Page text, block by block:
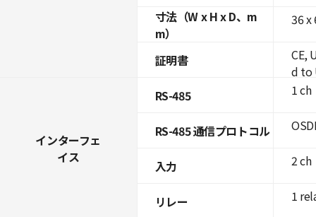
寸法（W x H x D、m
m）
証明書
インターフェ
イス
RS-485
RS-485 通信プロトコル
入力
リレー
36 x
CE,
d to
1 ch
2 ch
1